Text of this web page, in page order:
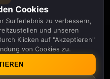
Pinterest
YouTube
Cookies
Surferlebnis zu verbessern,
und unseren
Klicken auf "Akzeptieren"
von Cookies zu.